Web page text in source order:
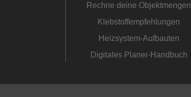
Rechne deine Objektmengen
Klebstoffempfehlungen
Heizsystem-Aufbauten
Digitales Planer-Handbuch